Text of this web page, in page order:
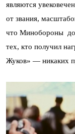
являются
от звания,
что Минобороны
тех, кто получил
Жуков» — никаких